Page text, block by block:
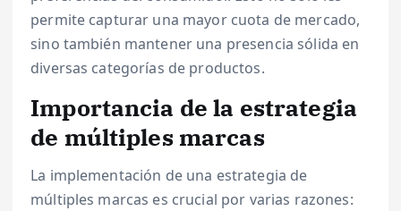
permite capturar una mayor cuota de mercado,
sino también mantener una presencia sólida en
diversas categorías de productos.
Importancia de la estrategia
de múltiples marcas
La implementación de una estrategia de
múltiples marcas es crucial por varias razones: